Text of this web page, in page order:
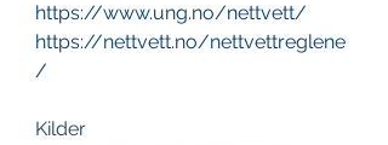
https://www.ung.no/nettvett/
https://nettvett.no/nettvettreglene
/
Kilder